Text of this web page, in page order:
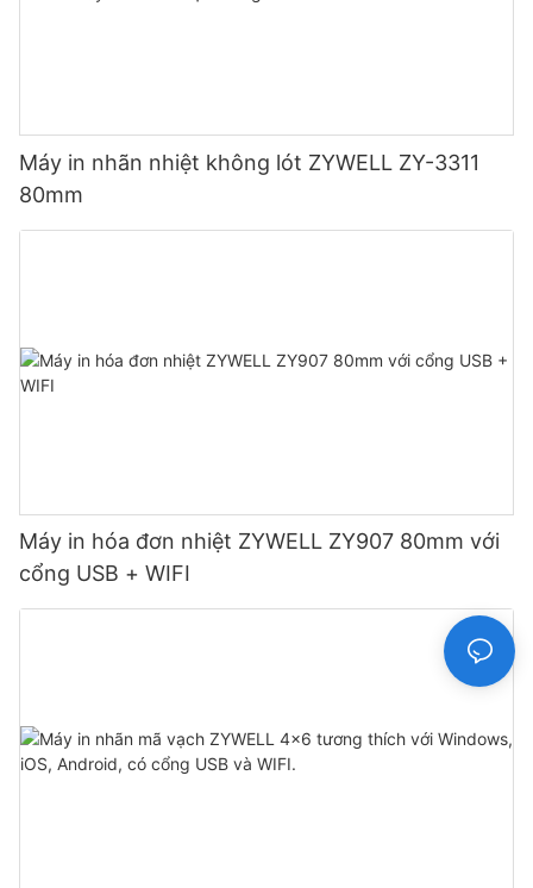
Máy in nhãn nhiệt không lót ZYWELL ZY-3311
80mm
Máy in hóa đơn nhiệt ZYWELL ZY907 80mm với
cổng USB + WIFI